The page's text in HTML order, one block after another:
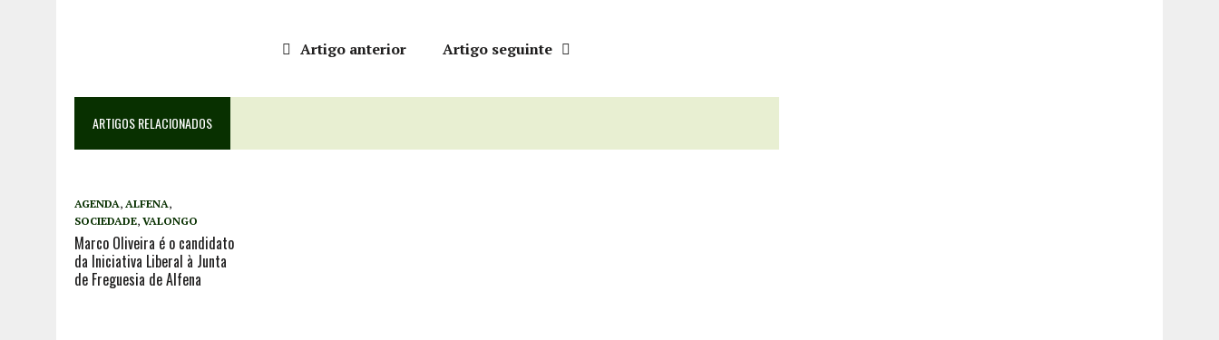
Artigo anterior Artigo seguinte
ARTIGOS RELACIONADOS
AGENDA, ALFENA,
SOCIEDADE, VALONGO
Marco Oliveira é o candidato
da Iniciativa Liberal à Junta
de Freguesia de Alfena